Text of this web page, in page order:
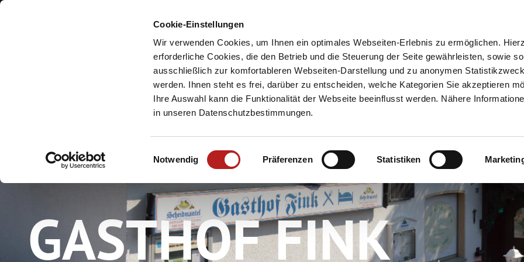
Cookie-Einstellungen
Wir verwenden Cookies, um Ihnen ein optimales Webseiten-Erlebnis zu ermöglichen.
erforderliche Cookies, die den Betrieb und die Steuerung der Seite gewährleisten, sowie
ausschließlich zur komfortableren Webseiten-Darstellung und zu anonymen
werden. Ihnen steht es frei, darüber zu entscheiden, welche Kategorien Sie akzeptieren
Ihre Auswahl kann die Funktionalität der Webseite beeinflusst werden. Nähere
in unseren Datenschutzbestimmungen.
i
w
i
l
l
Notwendig Präferenzen Statistiken
Meine Urlaubsregion
GASTHOF FINK